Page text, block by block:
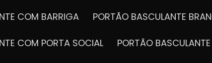
COM BARRIGA
PORTÃO BASCULANTE
COM PORTA SOCIAL PORTÃO